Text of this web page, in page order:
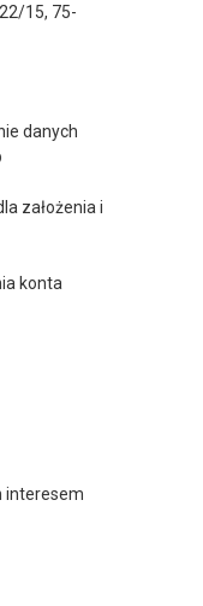
15, 75-
danych
założenia i
konta
interesem